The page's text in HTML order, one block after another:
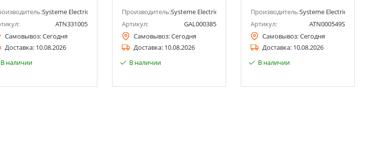
Electric)
Systeme Electric (ранее Schneider Electric)
ATN331005
Самовывоз:Сегодня
Доставка: 10.08.2026
В наличии
Производитель:Systeme Electric (ранее Schneider Electric)
Артикул:
GAL000385
Самовывоз:Сегодня
Доставка: 10.08.2026
В наличии
Производитель:Systeme Electric
Артикул:
ATN000549S
Самовывоз:Сегодня
Доставка: 10.08.2026
В наличии